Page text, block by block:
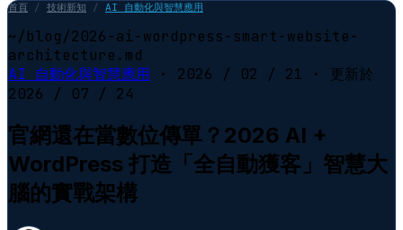
首頁 / 技術新知 / AI 自動化與智慧應用
~/blog/2026-ai-wordpress-smart-website-
architecture.md
AI 自動化與智慧應用 · 2026 / 02 / 21
· 更新於
2026 / 07 / 24
官網還在當數位傳單？2026 AI +
WordPress 打造「全自動獲客」智慧大
腦的實戰架構